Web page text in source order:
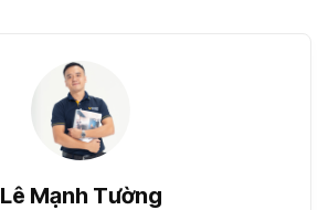
Lê Mạnh Tường